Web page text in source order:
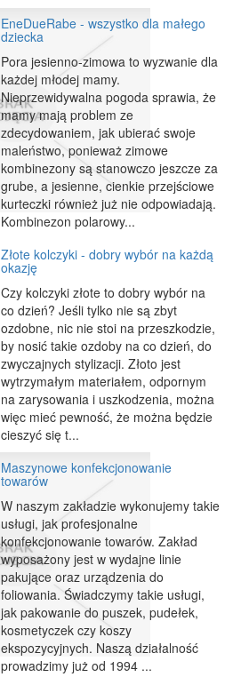
EneDueRabe - wszystko dla małego
dziecka
Pora jesienno-zimowa to wyzwanie dla
każdej młodej mamy.
Nieprzewidywalna pogoda sprawia, że
mamy mają problem ze
zdecydowaniem, jak ubierać swoje
maleństwo, ponieważ zimowe
kombinezony są stanowczo jeszcze za
grube, a jesienne, cienkie przejściowe
kurteczki również już nie odpowiadają.
Kombinezon polarowy...
Złote kolczyki - dobry wybór na każdą
okazję
Czy kolczyki złote to dobry wybór na
co dzień? Jeśli tylko nie są zbyt
ozdobne, nic nie stoi na przeszkodzie,
by nosić takie ozdoby na co dzień, do
zwyczajnych stylizacji. Złoto jest
wytrzymałym materiałem, odpornym
na zarysowania i uszkodzenia, można
więc mieć pewność, że można będzie
cieszyć się t...
Maszynowe konfekcjonowanie
towarów
W naszym zakładzie wykonujemy takie
usługi, jak profesjonalne
konfekcjonowanie towarów. Zakład
wyposażony jest w wydajne linie
pakujące oraz urządzenia do
foliowania. Świadczymy takie usługi,
jak pakowanie do puszek, pudełek,
kosmetyczek czy koszy
ekspozycyjnych. Naszą działalność
prowadzimy już od 1994 ...